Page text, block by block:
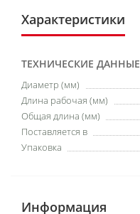
Характеристики
ТЕХНИЧЕСКИЕ ДАННЫЕ
Диаметр (мм)
Длина рабочая (мм)
Общая длина (мм)
Поставляется в
Упаковка
Информация